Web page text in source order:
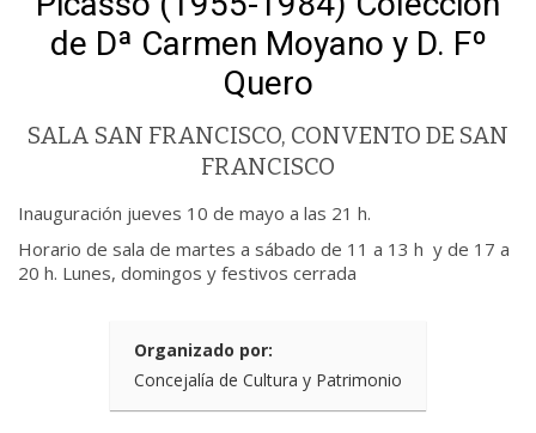
de Dª Carmen Moyano y D. Fº
Quero
SALA SAN FRANCISCO, CONVENTO DE SAN
FRANCISCO
Inauguración jueves 10 de mayo a las 21 h.
Horario de sala de martes a sábado de 11 a 13 h y de 17 a
20 h. Lunes, domingos y festivos cerrada
Organizado por:
Concejalía de Cultura y Patrimonio